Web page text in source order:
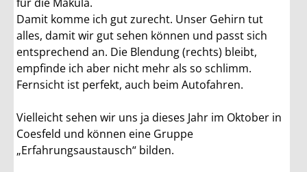
Damit komme ich gut zurecht. Unser Gehirn tut
alles, damit wir gut sehen können und passt sich
entsprechend an. Die Blendung (rechts) bleibt,
empfinde ich aber nicht mehr als so schlimm.
Fernsicht ist perfekt, auch beim Autofahren.
Vielleicht sehen wir uns ja dieses Jahr im Oktober in
Coesfeld und können eine Gruppe
„Erfahrungsaustausch“ bilden.